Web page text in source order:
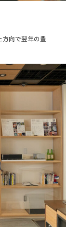
方向で翌年の豊